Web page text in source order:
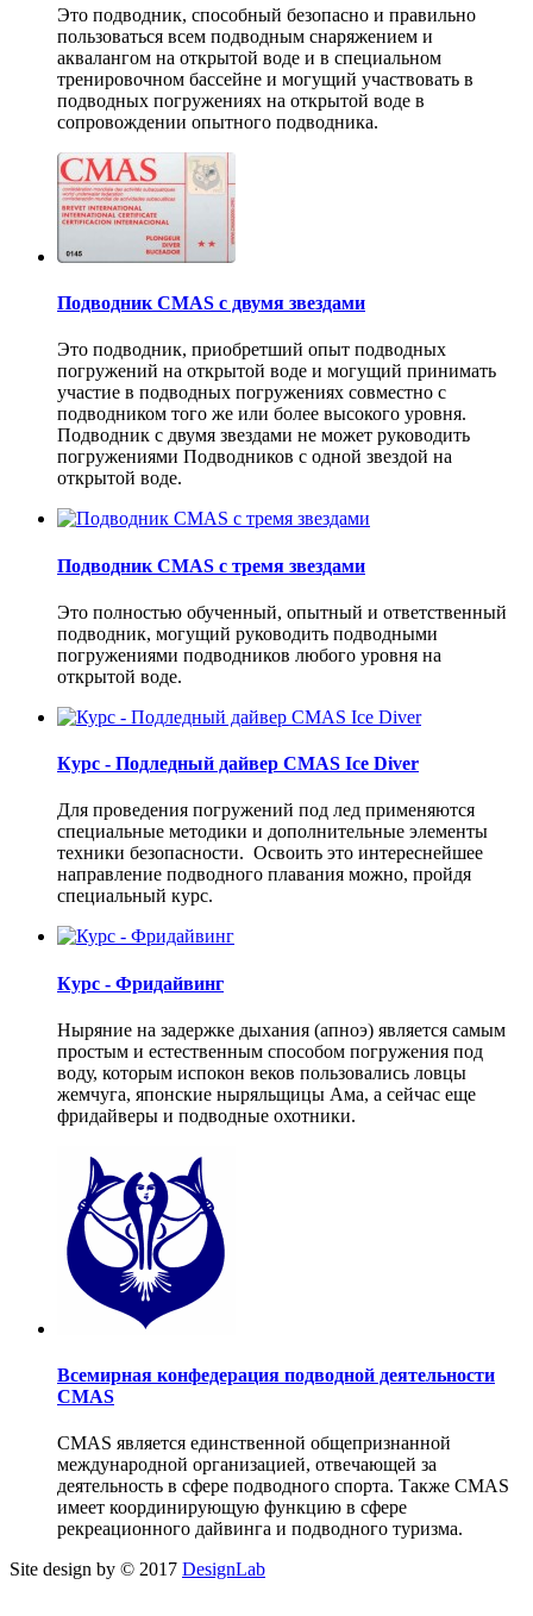
Это подводник, способный безопасно и правильно
пользоваться всем подводным снаряжением и
аквалангом на открытой воде и в специальном
тренировочном бассейне и могущий участвовать в
подводных погружениях на открытой воде в
сопровождении опытного подводника.
Подводник CMAS с двумя звездами
Это подводник, приобретший опыт подводных
погружений на открытой воде и могущий принимать
участие в подводных погружениях совместно с
подводником того же или более высокого уровня.
Подводник с двумя звездами не может руководить
погружениями Подводников с одной звездой на
открытой воде.
Подводник CMAS с тремя звездами
Это полностью обученный, опытный и ответственный
подводник, могущий руководить подводными
погружениями подводников любого уровня на
открытой воде.
Курс - Подледный дайвер CMAS Ice Diver
Для проведения погружений под лед применяются
специальные методики и дополнительные элементы
техники безопасности. Освоить это интереснейшее
направление подводного плавания можно, пройдя
специальный курс.
Курс - Фридайвинг
Ныряние на задержке дыхания (апноэ) является самым
простым и естественным способом погружения под
воду, которым испокон веков пользовались ловцы
жемчуга, японские ныряльщицы Ама, а сейчас еще
фридайверы и подводные охотники.
Всемирная конфедерация подводной деятельности
CMAS
CMAS является единственной общепризнанной
международной организацией, отвечающей за
деятельность в сфере подводного спорта. Также CMAS
имеет координирующую функцию в сфере
рекреационного дайвинга и подводного туризма.
Site design by © 2017 DesignLab